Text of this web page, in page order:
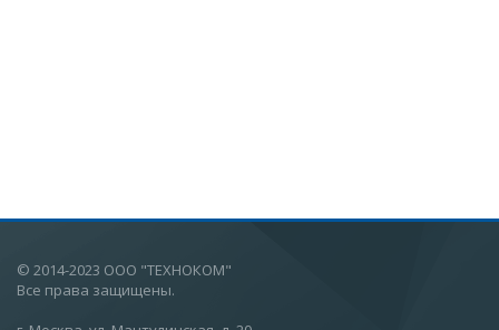
© 2014-2023 ООО "ТЕХНОКОМ"
Все права защищены.